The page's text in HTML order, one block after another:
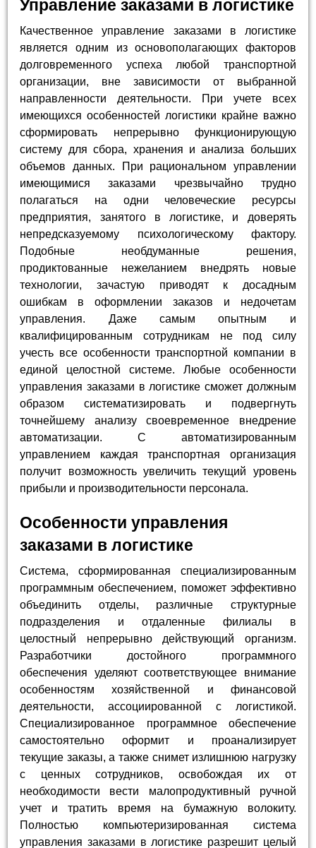
Управление заказами в логистике
Качественное управление заказами в логистике
является одним из основополагающих факторов
долговременного успеха любой транспортной
организации, вне зависимости от выбранной
направленности деятельности. При учете всех
имеющихся особенностей логистики крайне важно
сформировать непрерывно функционирующую
систему для сбора, хранения и анализа больших
объемов данных. При рациональном управлении
имеющимися заказами чрезвычайно трудно
полагаться на одни человеческие ресурсы
предприятия, занятого в логистике, и доверять
непредсказуемому психологическому фактору.
Подобные необдуманные решения,
продиктованные нежеланием внедрять новые
технологии, зачастую приводят к досадным
ошибкам в оформлении заказов и недочетам
управления. Даже самым опытным и
квалифицированным сотрудникам не под силу
учесть все особенности транспортной компании в
единой целостной системе. Любые особенности
управления заказами в логистике сможет должным
образом систематизировать и подвергнуть
точнейшему анализу своевременное внедрение
автоматизации. С автоматизированным
управлением каждая транспортная организация
получит возможность увеличить текущий уровень
прибыли и производительности персонала.
Особенности управления
заказами в логистике
Система, сформированная специализированным
программным обеспечением, поможет эффективно
объединить отделы, различные структурные
подразделения и отдаленные филиалы в
целостный непрерывно действующий организм.
Разработчики достойного программного
обеспечения уделяют соответствующее внимание
особенностям хозяйственной и финансовой
деятельности, ассоциированной с логистикой.
Специализированное программное обеспечение
самостоятельно оформит и проанализирует
текущие заказы, а также снимет излишнюю нагрузку
с ценных сотрудников, освобождая их от
необходимости вести малопродуктивный ручной
учет и тратить время на бумажную волокиту.
Полностью компьютеризированная система
управления заказами в логистике разрешит целый